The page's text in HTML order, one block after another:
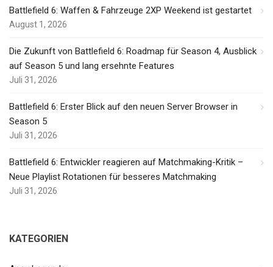
Battlefield 6: Waffen & Fahrzeuge 2XP Weekend ist gestartet
August 1, 2026
Die Zukunft von Battlefield 6: Roadmap für Season 4, Ausblick
auf Season 5 und lang ersehnte Features
Juli 31, 2026
Battlefield 6: Erster Blick auf den neuen Server Browser in
Season 5
Juli 31, 2026
Battlefield 6: Entwickler reagieren auf Matchmaking-Kritik –
Neue Playlist Rotationen für besseres Matchmaking
Juli 31, 2026
KATEGORIEN